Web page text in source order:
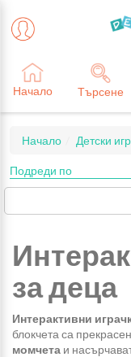
Начало Търсене
Начало Детски
за деца
Интерактивни
блокчета са
момчета и